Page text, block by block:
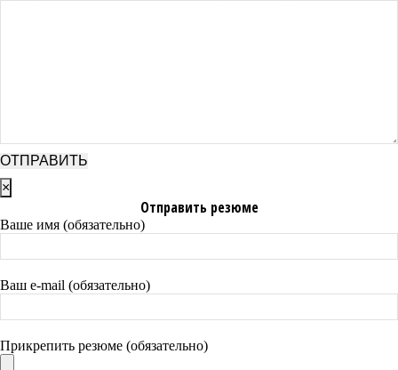
×
Отправить резюме
Ваше имя (обязательно)
Ваш e-mail (обязательно)
Прикрепить резюме (обязательно)